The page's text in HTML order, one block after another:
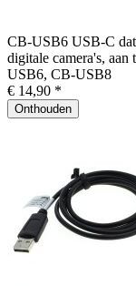
CB-USB6 USB-C
digitale camera's,
USB6, CB-USB8
€ 14,90 *
Onthouden